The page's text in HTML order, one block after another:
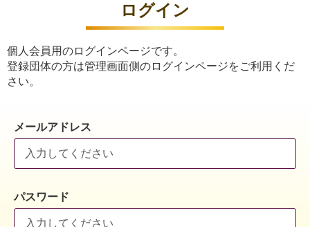
ログイン
個人会員用のログインページです。
登録団体の方は管理画面側のログインページをご利用くだ
さい。
メールアドレス
パスワード